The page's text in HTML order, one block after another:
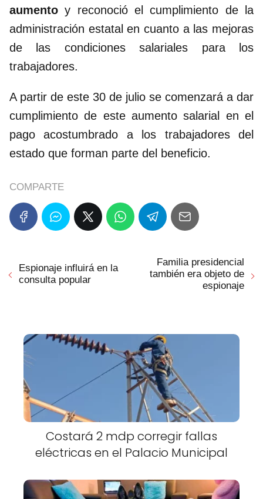
aumentoy reconoció el cumplimiento de la
administración estatal en cuanto a las mejoras
de las condiciones salariales para los
trabajadores.
A partir de este 30 de julio se comenzará a dar
cumplimiento de este aumento salarial en el
pago acostumbrado a los trabajadores del
estado que forman parte del beneficio.
COMPARTE
Espionaje influirá en la
consulta popular
Familia presidencial
también era objeto de
espionaje
Costará 2 mdp corregir fallas
eléctricas en el Palacio Municipal